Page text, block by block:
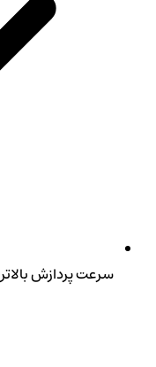
سرعت پردازش بالاتر